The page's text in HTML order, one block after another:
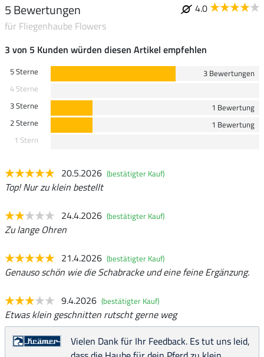
5 Bewertungen
4.0
für Fliegenhaube Flowers
3 von 5 Kunden würden diesen Artikel empfehlen
5 Sterne
3 Bewertungen
4 Sterne
3 Sterne
1 Bewertung
2 Sterne
1 Bewertung
1 Stern
20.5.2026 (bestätigter Kauf)
Top! Nur zu klein bestellt
24.4.2026 (bestätigter Kauf)
Zu lange Ohren
21.4.2026 (bestätigter Kauf)
Genauso schön wie die Schabracke und eine feine Ergänzung.
9.4.2026 (bestätigter Kauf)
Etwas klein geschnitten rutscht gerne weg
Vielen Dank für Ihr Feedback. Es tut uns leid,